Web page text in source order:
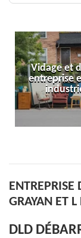
Entreprise
33
ENTREPRISE
GRAYAN ET
DLD